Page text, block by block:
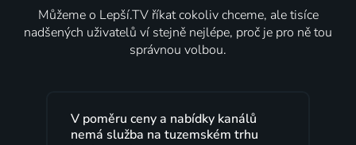
Můžeme o Lepší.TV říkat cokoliv chceme, ale tisíce
nadšených uživatelů ví stejně nejlépe, proč je pro ně tou
správnou volbou.
a nabídky kanálů
na tuzemském trhu
Lepší.TV sleduji už
maximální